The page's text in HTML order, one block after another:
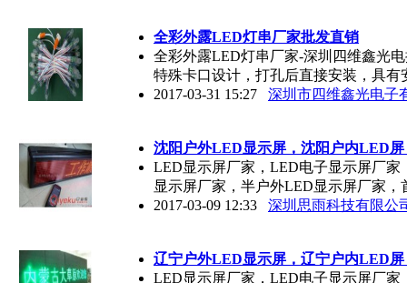
全彩外露LED灯串厂家批发直销
全彩外露LED灯串厂家-深圳四维鑫光
特殊卡口设计，打孔后直接安装，具有
2017-03-31 15:27
深圳市四维鑫光电子
沈阳户外LED显示屏，沈阳户内LED
LED显示屏厂家，LED电子显示屏厂
显示屏厂家，半户外LED显示屏厂家，
2017-03-09 12:33
深圳思雨科技有限公
辽宁户外LED显示屏，辽宁户内LED
LED显示屏厂家，LED电子显示屏厂